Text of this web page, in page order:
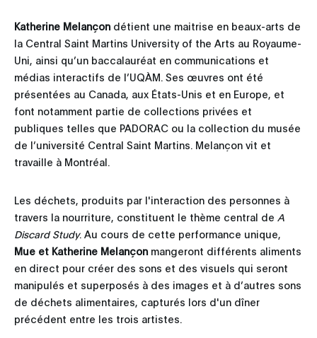
Katherine Melançon détient une maitrise en beaux-arts de
la Central Saint Martins University of the Arts au Royaume-
Uni, ainsi qu’un baccalauréat en communications et
médias interactifs de l’UQÀM. Ses œuvres ont été
présentées au Canada, aux États-Unis et en Europe, et
font notamment partie de collections privées et
publiques telles que PADORAC ou la collection du musée
de l’université Central Saint Martins. Melançon vit et
travaille à Montréal.
Les déchets, produits par l'interaction des personnes à
travers la nourriture, constituent le thème central de A
Discard Study. Au cours de cette performance unique,
Mue et Katherine Melançon mangeront différents aliments
en direct pour créer des sons et des visuels qui seront
manipulés et superposés à des images et à d’autres sons
de déchets alimentaires, capturés lors d'un dîner
précédent entre les trois artistes.